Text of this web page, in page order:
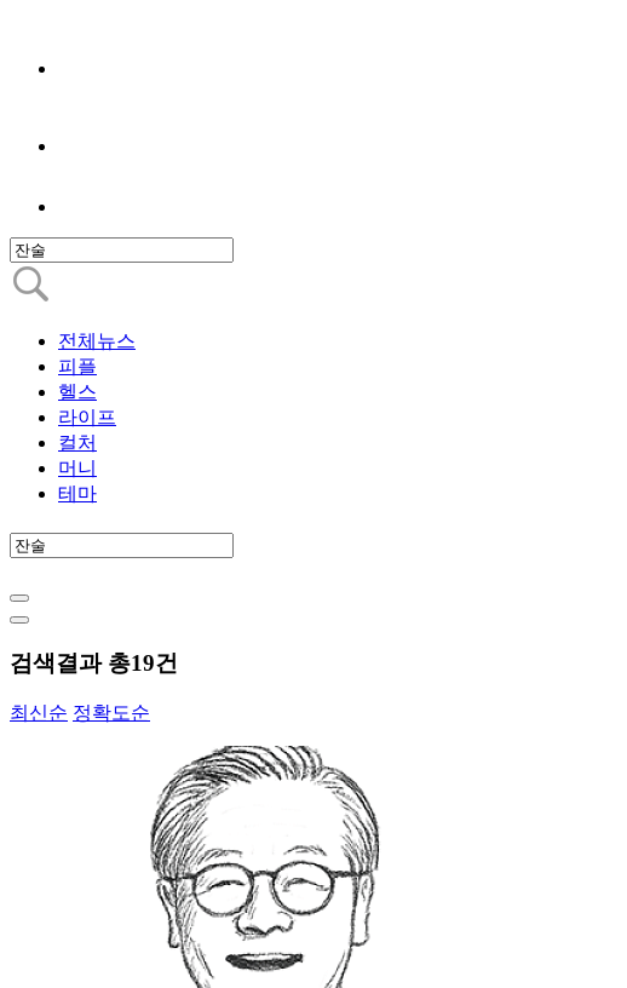
전체뉴스
피플
헬스
라이프
컬처
머니
테마
검색결과 총19건
최신순 정확도순